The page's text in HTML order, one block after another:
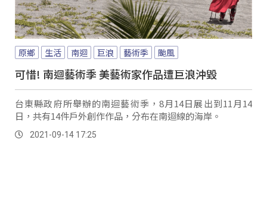
原鄉 生活 南迴 巨浪 藝術季 颱風
可惜! 南迴藝術季 美藝術家作品遭巨浪沖毀
台東縣政府所舉辦的南迴藝術季，8月14日展出到11月14
日，共有14件戶外創作作品，分布在南迴線的海岸。
2021-09-14 17:25